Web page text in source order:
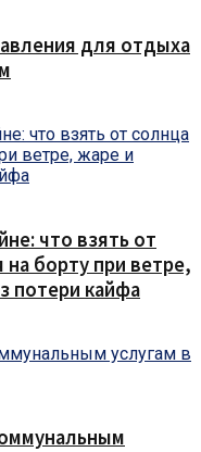
для отдыха
что взять от
на борту при ветре,
потери кайфа